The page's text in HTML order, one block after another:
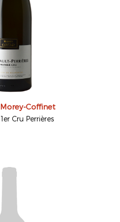
Coffinet
Cru Perrières